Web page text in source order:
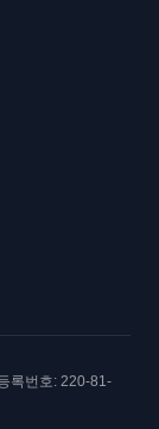
록번호: 220-81-